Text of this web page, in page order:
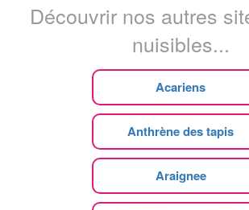
Découvrir nos autres
nuisibles...
Acariens
Anthrène des tapis
Araignee